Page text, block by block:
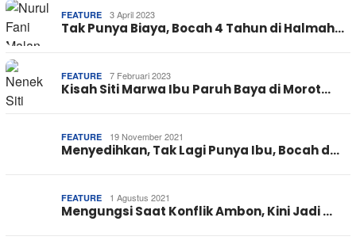
FEATURE 3 April 2023
Tak Punya Biaya, Bocah 4 Tahun di Halmah…
FEATURE 7 Februari 2023
Kisah Siti Marwa Ibu Paruh Baya di Morot…
FEATURE 19 November 2021
Menyedihkan, Tak Lagi Punya Ibu, Bocah d…
FEATURE 1 Agustus 2021
Mengungsi Saat Konflik Ambon, Kini Jadi …